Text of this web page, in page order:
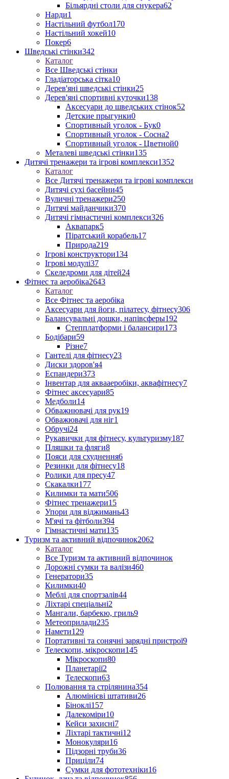
Більярдні столи для снукера62
Нарди1
Настільний футбол170
Настільний хокей10
Покер6
Шведські стінки342
Каталог
Все Шведські стінки
Гладіаторська сітка10
Дерев'яні шведські стінки25
Дерев'яні спортивні куточки138
Аксесуари до шведських стінок52
Детские прыгунки0
Спортивный уголок - Бук0
Спортивный уголок - Сосна2
Спортивный уголок - Цветной0
Металеві шведські стінки135
Дитячі тренажери та ігрові комплекси1352
Каталог
Все Дитячі тренажери та ігрові комплекси
Дитячі сухі басейни45
Вуличні тренажери250
Дитячі майданчики370
Дитячі гімнастичні комплекси326
Аквапарк5
Піратський корабель17
Природа219
Ігрові конструктори134
Ігрові модулі37
Скеледроми для дітей24
Фітнес та аеробіка2643
Каталог
Все Фітнес та аеробіка
Аксесуари для йоги, пілатесу, фітнесу306
Балансувальні дошки, напівсферы192
Степплатформи і балансири173
Бодібари59
Різне7
Гантелі для фітнесу23
Диски здоров'я4
Еспандери373
Інвентар для аквааеробіки, аквафітнесу7
Фітнес аксесуари85
Медболи14
Обважнювачі для рук19
Обважювачі для ніг1
Обручі24
Рукавички для фітнесу, культуризму187
Пляшки та фляги8
Пояси для схуднення6
Резинки для фітнесу18
Ролики для пресу47
Скакалки177
Килимки та мати506
Фітнес тренажери15
Упори для віджимань43
М'ячі та фітболи394
Гімнастичні мати135
Туризм та активний відпочинок2062
Каталог
Все Туризм та активний відпочинок
Дорожні сумки та валізи460
Генератори35
Килимки40
Меблі для спортзалів44
Ліхтарі спеціальні2
Мангали, барбекю, гриль9
Метеоприлади235
Намети129
Портативні та сонячні зарядні пристрої9
Телескопи, мікроскопи145
Мікроскопи80
Планетарії2
Телескопи63
Полювання та стрілянина354
Алюмінієві штативи26
Біноклі157
Далекоміри10
Кейси захисні7
Ліхтарі тактичні12
Монокуляри16
Підзорні труби36
Приціли74
Сумки для фототехніки16